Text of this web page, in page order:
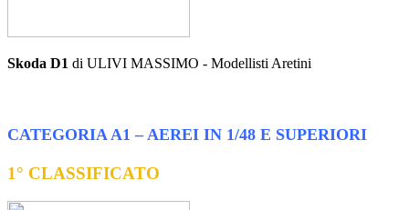
Skoda D1 di ULIVI MASSIMO - Modellisti Aretini
CATEGORIA A1 – AEREI IN 1/48 E SUPERIORI
1° CLASSIFICATO